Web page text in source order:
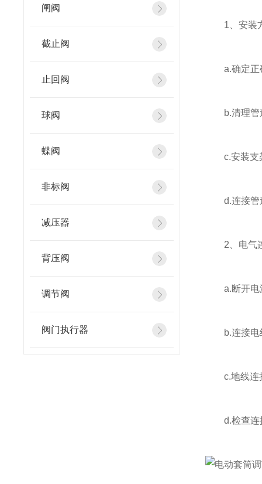
闸阀
截止阀
止回阀
球阀
蝶阀
非标阀
减压器
背压阀
调节阀
阀门执行器
1、安装
a.确定正确
b.清理管道
c.安装支架
d.连接管道
2、电气
a.断开电源
b.连接电线
c.地线连接
d.检查连接